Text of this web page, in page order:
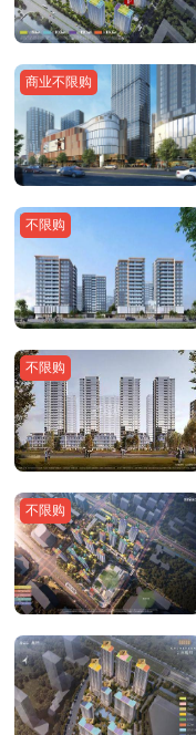
商业不限购
不限购
不限购
不限购